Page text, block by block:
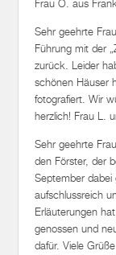
Frau O. aus
Sehr geehrte
Führung mit der
zurück. Leider
schönen Häuser
fotografiert. Wir
herzlich! Frau L.
Sehr geehrte
den Förster, der
September
aufschlussreich
Erläuterungen
genossen und
dafür. Viele